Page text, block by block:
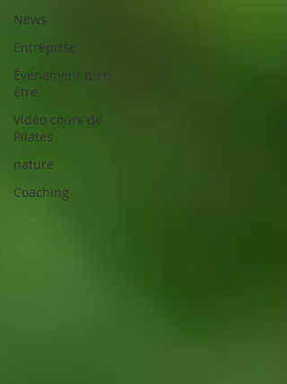
News
Entreprise
Évènement bien-
être
Vidéo cours de
Pilates
nature
Coaching